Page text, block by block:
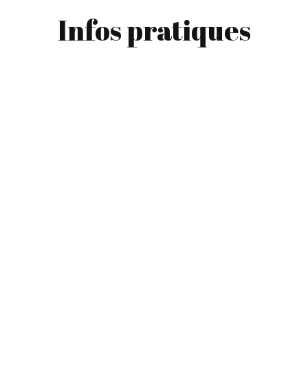
Infos pratiques